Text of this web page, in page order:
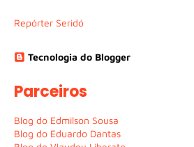
Repórter Seridó
Tecnologia do Blogger
Parceiros
Blog do Edmilson Sousa
Blog do Eduardo Dantas